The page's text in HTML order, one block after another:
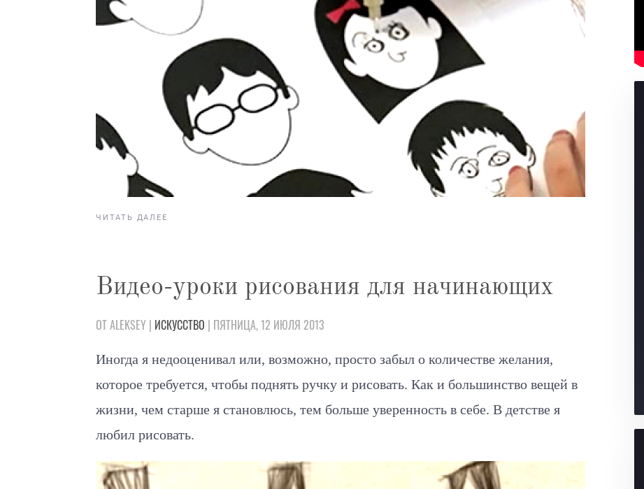
ЧИТАТЬ ДАЛЕЕ
Видео-уроки рисования для начинающих
ОТ ALEKSEY | ИСКУССТВО | ПЯТНИЦА, 12 ИЮЛЯ 2013
Иногда я недооценивал или, возможно, просто забыл о количестве желания,
которое требуется, чтобы поднять ручку и рисовать. Как и большинство вещей в
жизни, чем старше я становлюсь, тем больше уверенность в себе. В детстве я
любил рисовать.